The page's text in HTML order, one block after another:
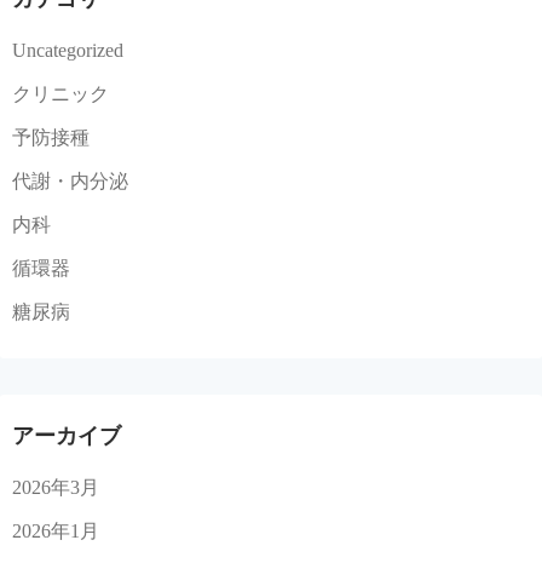
Uncategorized
クリニック
予防接種
代謝・内分泌
内科
循環器
糖尿病
アーカイブ
2026年3月
2026年1月